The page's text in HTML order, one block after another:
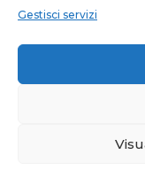
Gestisci servizi
Privacy